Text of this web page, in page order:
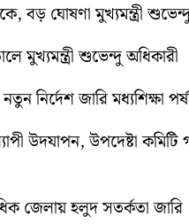
বড় ঘোষণা মুখ্যমন্ত্রী
মুখ্যমন্ত্রী শুভেন্দু অধিকারী
নির্দেশ জারি মধ্যশিক্ষা
উদযাপন, উপদেষ্টা
জেলায় হলুদ সতর্কতা জারি